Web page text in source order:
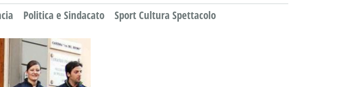
Politica e Sindacato Sport Cultura Spettacolo